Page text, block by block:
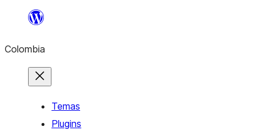
Saltar
contenido
Colombia
Temas
Plugins